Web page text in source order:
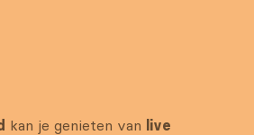
kan je genieten van live